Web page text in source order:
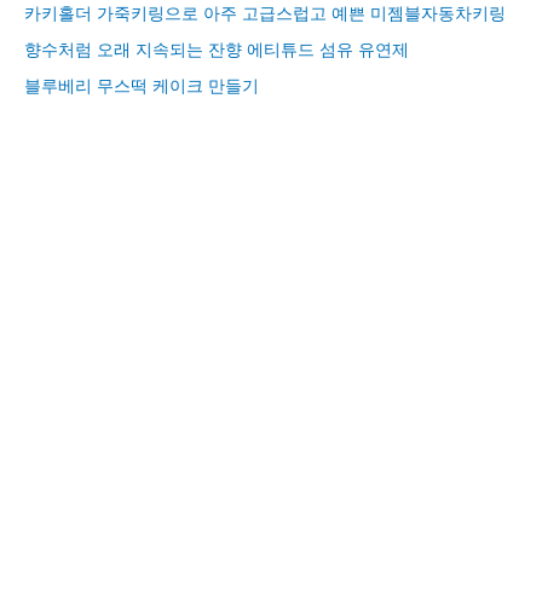
카키홀더 가죽키링으로 아주 고급스럽고 예쁜 미젬블자동차키링
향수처럼 오래 지속되는 잔향 에티튜드 섬유 유연제
블루베리 무스떡 케이크 만들기